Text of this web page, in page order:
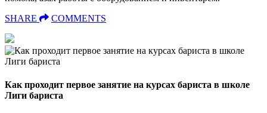
SHARE
COMMENTS
Как проходит первое занятие на курсах бариста в школе
Лиги бариста